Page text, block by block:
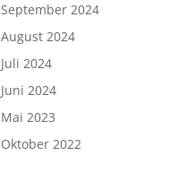
September 2024
August 2024
Juli 2024
Juni 2024
Mai 2023
Oktober 2022